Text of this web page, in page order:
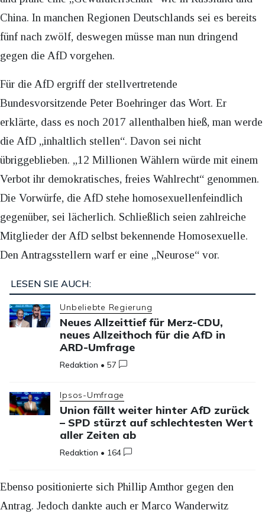
China. In manchen Regionen Deutschlands sei es bereits
fünf nach zwölf, deswegen müsse man nun dringend
gegen die AfD vorgehen.
Für die AfD ergriff der stellvertretende
Bundesvorsitzende Peter Boehringer das Wort. Er
erklärte, dass es noch 2017 allenthalben hieß, man werde
die AfD „inhaltlich stellen“. Davon sei nicht
übriggeblieben. „12 Millionen Wählern würde mit einem
Verbot ihr demokratisches, freies Wahlrecht“ genommen.
Die Vorwürfe, die AfD stehe homosexuellenfeindlich
gegenüber, sei lächerlich. Schließlich seien zahlreiche
Mitglieder der AfD selbst bekennende Homosexuelle.
Den Antragsstellern warf er eine „Neurose“ vor.
LESEN SIE AUCH:
Unbeliebte Regierung
Neues Allzeittief für Merz-CDU,
neues Allzeithoch für die AfD in
ARD-Umfrage
Redaktion •57
Ipsos-Umfrage
Union fällt weiter hinter AfD zurück
– SPD stürzt auf schlechtesten Wert
aller Zeiten ab
Redaktion • 164
Ebenso positionierte sich Phillip Amthor gegen den
Antrag. Jedoch dankte auch er Marco Wanderwitz